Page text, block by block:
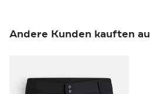
Andere Kunden kauften